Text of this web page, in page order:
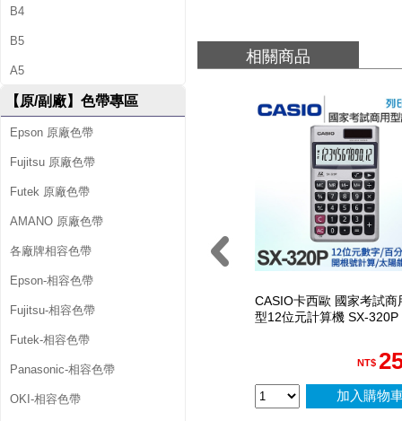
B4
B5
A5
【原/副廠】色帶專區
Epson 原廠色帶
Fujitsu 原廠色帶
Futek 原廠色帶
AMANO 原廠色帶
各廠牌相容色帶
Epson-相容色帶
Fujitsu-相容色帶
Futek-相容色帶
Panasonic-相容色帶
OKI-相容色帶
相關商品
CASIO卡西歐 國家考試商
型12位元計算機 SX-320P
NT$
加入購物